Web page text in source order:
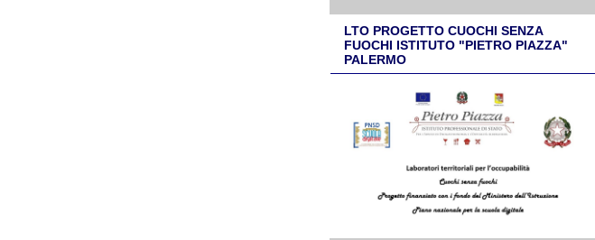
LTO PROGETTO CUOCHI SENZA
FUOCHI ISTITUTO "PIETRO PIAZZA"
PALERMO